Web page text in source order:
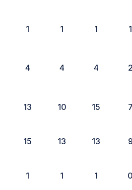
1 1 1 1
4 4 4 2
13 10 15 7
15 13 13 9
1 1 1 0